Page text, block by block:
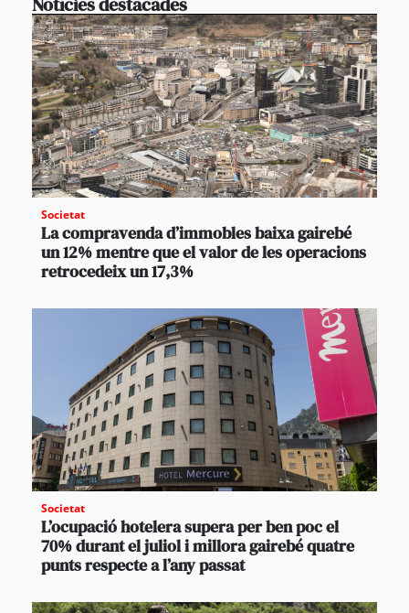
Societat
La compravenda d’immobles baixa gairebé
un 12% mentre que el valor de les operacions
retrocedeix un 17,3%
Societat
L’ocupació hotelera supera per ben poc el
70% durant el juliol i millora gairebé quatre
punts respecte a l’any passat